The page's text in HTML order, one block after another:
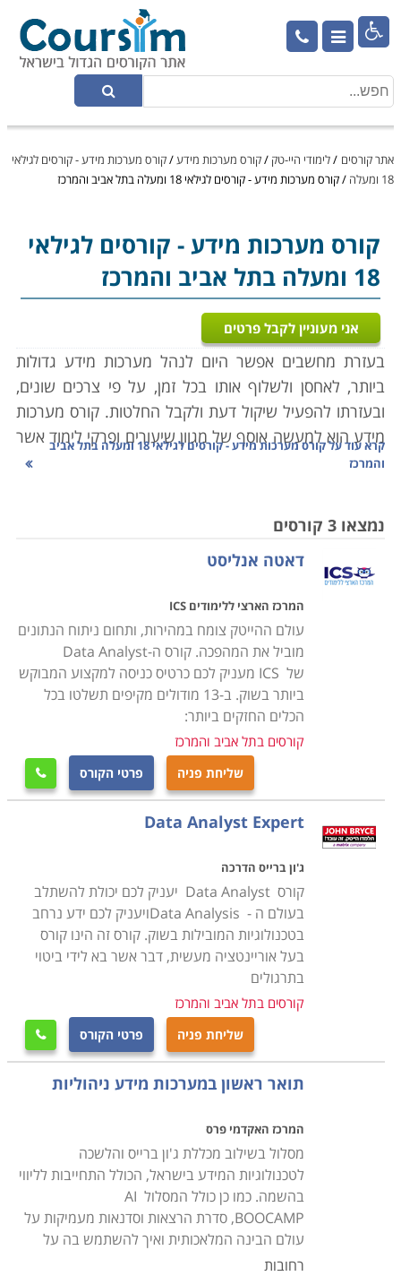

אתר קורסים /לימודי היי-טק /קורס מערכות מידע/קורס מערכות מידע - קורסים לגילאי
18 ומעלה
/קורס מערכות מידע - קורסים לגילאי 18 ומעלה בתל אביב והמרכז
קורס מערכות מידע- קורסים לגילאי
18 ומעלה בתל אביב והמרכז
אני מעוניין לקבל פרטים
בעזרת מחשבים אפשר היום לנהל מערכות מידע גדולות
ביותר, לאחסן ולשלוף אותו בכל זמן, על פי צרכים שונים,
ובעזרתו להפעיל שיקול דעת ולקבל החלטות. קורס מערכות
מידע הוא למעשה אוסף של מגוון שיעורים ופרקי לימוד אשר
עוסקים בתחום מערכות המידע ממספר היבטים שונים.
יכולים לבחור אם לעסוק בנושא בצורה כוללת או להתמחות
באחד מתתי התחומים שבו.
בקורסים השונים לומדים כיצד לבנות ולפתח מערכות מידע,
לאחסן את המידע בצורה נכונה שיהיה אפשר למצוא אותו
בעת הצורך, לאפיין, לנתח, לבקר ולאבטח אותו. בוגרי
הקורסים יכולים להשתלב במגוון גדול ביותר של משרות
בחברות הייטק, בארגונים גדולים וקטנים, בגופים פוליטיים,
בגופים פיננסיים, במפעלי תעשייה, בחברות מסחריות, בגופי
רפואה ובמוסדות לימוד.
הלימודים כוללים תכנים רבים הקשורים בעולם המחשבים
מצד אחד, ובעולם התוכן מצד שני. תכני הלימוד כוללים
תכנות מחשבים והיכרות עם שפות תכנות, מסדי נתונים,
ניהול פרוייקטים, רשתות מחשבים ותכנות ברשתות, מערכים
ובקרת זרימה. הלימודים מיועדים הן לאנשים אשר רואים
בתחום זה את עתידם המקצועי ורוצים לפתח קריירה בתחום,
והן לאנשי ניהול ברמות בינוניות וגבוהות אשר רוצים
להרחיב את הידע שלהם בתחום המחשבים, ולהבין מה
קורה בארגון שהם מנהלים מבחינת ניהול הידע, בכדי שיוכלו
להבין אותו, ולהשתמש במערכות אלו בצורה יותר מושכלת.
לימודי מקצוע זה כוללים שיעורים עיוניים בהרצאות
במסגרת הלימודים והן מעבר לשעות הלימודים בבית.
לתרגול יש ערך רב כהכנה לעבודה המעשית בשטח. מדובר
בלימודים מלאים לקראת תואר אקדמאי ראשון, או לבעלי
תואר, אשר נמשכים בין 3 ל-4 שנות לימוד, תלוי באיזו
מכללה בוחרים. אפשר ללמוד קורס מערכות מידע במכללות
רבות אשר פרוסות בכל רחבי הארץ מצפון ועד הדרום. בתל
קרא עוד על
קורס מערכות מידע - קורסים לגילאי 18 ומעלה בתל אביב
והמרכז
נמצאו 3 קורסים
דאטה אנליסט
המרכז הארצי ללימודים ICS
עולם ההייטק צומח במהירות, ותחום ניתוח הנתונים
מוביל את המהפכה. קורס ה-Data Analyst
של ICS מעניק לכם כרטיס כניסה למקצוע המבוקש
ביותר בשוק. ב-13 מודולים מקיפים תשלטו בכל
הכלים החזקים ביותר:
קורסים בתל אביב והמרכז
שליחת פניה פרטי הקורס 
Data Analyst Expert
ג'ון ברייס הדרכה
קורס Data Analyst יעניק לכם יכולת להשתלב
בעולם ה - Data Analysisויעניק לכם ידע נרחב
בטכנולוגיות המובילות בשוק. קורס זה הינו קורס
בעל אוריינטציה מעשית, דבר אשר בא לידי ביטוי
בתרגולים
קורסים בתל אביב והמרכז
שליחת פניה פרטי הקורס 
תואר ראשון במערכות מידע ניהוליות
המרכז האקדמי פרס
מסלול בשילוב מכללת ג'ון ברייס והלשכה
לטכנולוגיות המידע בישראל, הכולל התחייבות לליווי
בהשמה. כמו כן כולל המסלול AI
BOOCAMP, סדרת הרצאות וסדנאות מעמיקות על
עולם הבינה המלאכותית ואיך להשתמש בה על
רחובות